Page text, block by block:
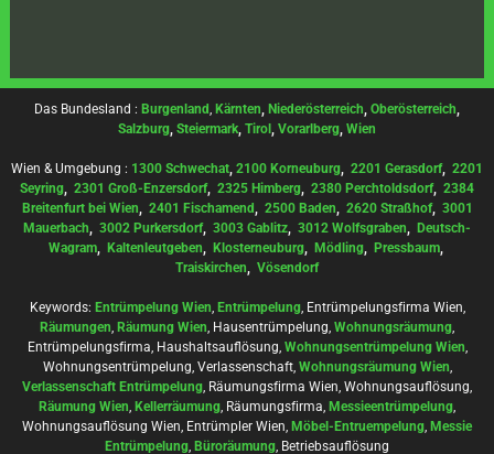
Das Bundesland : Burgenland, Kärnten, Niederösterreich, Oberösterreich,
Salzburg, Steiermark, Tirol , Vorarlberg, Wien
Wien & Umgebung : 1300 Schwechat, 2100 Korneuburg, 2201 Gerasdorf, 2201
Seyring, 2301 Groß-Enzersdorf, 2325 Himberg, 2380 Perchtoldsdorf, 2384
Breitenfurt bei Wien, 2401 Fischamend, 2500 Baden, 2620 Straßhof, 3001
Mauerbach, 3002 Purkersdorf, 3003 Gablitz, 3012 Wolfsgraben, Deutsch-
Wagram, Kaltenleutgeben, Klosterneuburg, Mödling, Pressbaum,
Traiskirchen, Vösendorf
Keywords: Entrümpelung Wien, Entrümpelung, Entrümpelungsfirma Wien,
Räumungen, Räumung Wien, Hausentrümpelung, Wohnungsräumung,
Entrümpelungsfirma, Haushaltsauflösung, Wohnungsentrümpelung Wien,
Wohnungsentrümpelung, Verlassenschaft, Wohnungsräumung Wien,
Verlassenschaft Entrümpelung, Räumungsfirma Wien, Wohnungsauflösung,
Räumung Wien, Kellerräumung, Räumungsfirma, Messieentrümpelung,
Wohnungsauflösung Wien, Entrümpler Wien, Möbel-Entruempelung, Messie
Entrümpelung, Büroräumung, Betriebsauflösung